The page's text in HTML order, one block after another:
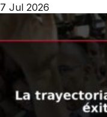
7 Jul 2026